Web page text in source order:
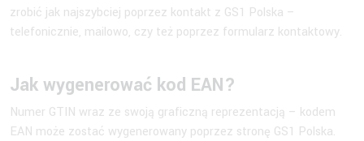
zrobić jak najszybciej poprzez kontakt z GS1 Polska –
telefonicznie, mailowo, czy też poprzez formularz kontaktowy.
Jak wygenerować kod EAN?
Numer GTIN wraz ze swoją graficzną reprezentacją – kodem
EAN może zostać wygenerowany poprzez stronę GS1 Polska.